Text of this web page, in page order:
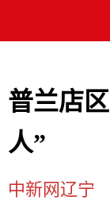
普兰店
人”
中新网辽宁